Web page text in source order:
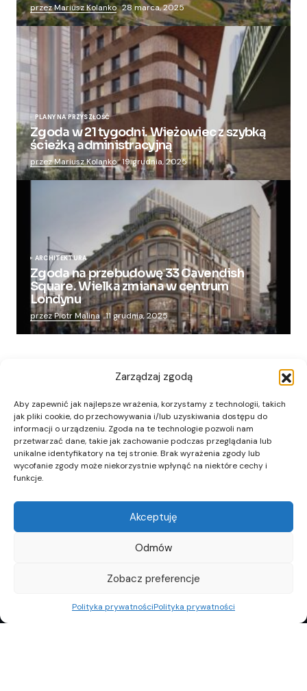
Zarządzaj zgodą
Aby zapewnić jak najlepsze wrażenia, korzystamy z technologii, takich
jak pliki cookie, do przechowywania i/lub uzyskiwania dostępu do
informacji o urządzeniu. Zgoda na te technologie pozwoli nam
przetwarzać dane, takie jak zachowanie podczas przeglądania lub
unikalne identyfikatory na tej stronie. Brak wyrażenia zgody lub
wycofanie zgody może niekorzystnie wpłynąć na niektóre cechy i
funkcje.
Akceptuję
Odmów
Zobacz preferencje
Polityka prywatnościPolityka prywatności
przez Mariusz Kolanko 28 marca, 2025
PLANY NA PRZYSZŁOŚĆ
Zgoda w 21 tygodni. Wieżowiec z szybką
ścieżką administracyjną
przez Mariusz Kolanko 19 grudnia, 2025
ARCHITEKTURA
Zgoda na przebudowę 33 Cavendish
Square. Wielka zmiana w centrum
Londynu
przez Piotr Malina 11 grudnia, 2025